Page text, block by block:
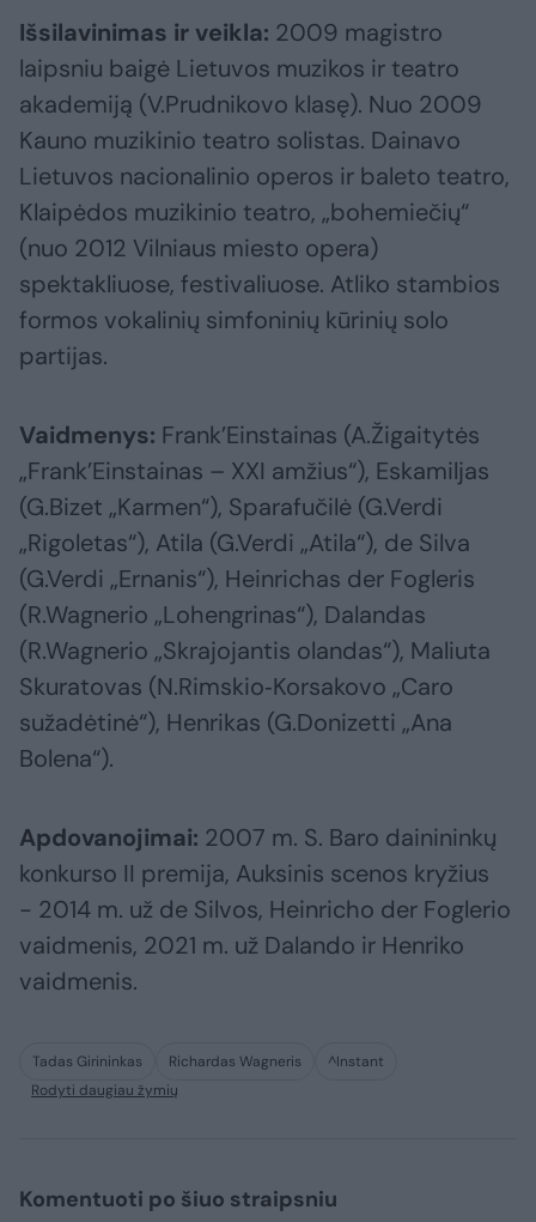
Išsilavinimas ir veikla: 2009 magistro
laipsniu baigė Lietuvos muzikos ir teatro
akademiją (V.Prudnikovo klasę). Nuo 2009
Kauno muzikinio teatro solistas. Dainavo
Lietuvos nacionalinio operos ir baleto teatro,
Klaipėdos muzikinio teatro, „bohemiečių“
(nuo 2012 Vilniaus miesto opera)
spektakliuose, festivaliuose. Atliko stambios
formos vokalinių simfoninių kūrinių solo
partijas.
Vaidmenys: Frank’Einstainas (A.Žigaitytės
„Frank’Einstainas – XXI amžius“), Eskamiljas
(G.Bizet „Karmen“), Sparafučilė (G.Verdi
„Rigoletas“), Atila (G.Verdi „Atila“), de Silva
(G.Verdi „Ernanis“), Heinrichas der Fogleris
(R.Wagnerio „Lohengrinas“), Dalandas
(R.Wagnerio „Skrajojantis olandas“), Maliuta
Skuratovas (N.Rimskio‑Korsakovo „Caro
sužadėtinė“), Henrikas (G.Donizetti „Ana
Bolena“).
Apdovanojimai: 2007 m. S. Baro dainininkų
konkurso II premija, Auksinis scenos kryžius
- 2014 m. už de Silvos, Heinricho der Foglerio
vaidmenis, 2021 m. už Dalando ir Henriko
vaidmenis.
Tadas Girininkas Richardas Wagneris
^Instant
Rodyti daugiau žymių
Komentuoti po šiuo straipsniu